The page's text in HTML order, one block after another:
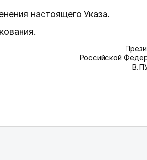
настоящего Указа.
Российской